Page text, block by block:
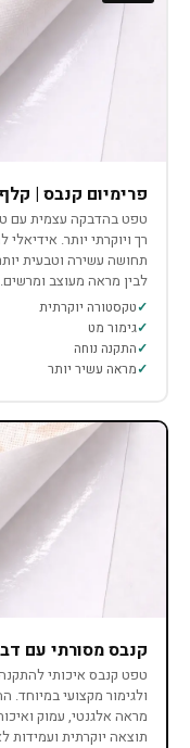
פרימיום קנבס |
טפט בהדבקה עצמית עם
רך ויוקרתי יותר.
תחושה עשירה וטבעית
לבין מראה מעוצב ומרשים.
טקסטורה יוקרתית
גימור מט
התקנה נוחה
מראה עשיר יותר
קנבס מסורתי עם
טפט קנבס איכותי
ולגימור מקצועי במיוחד.
מראה אלגנטי, עמוק
תוצאה יוקרתית ועמידות